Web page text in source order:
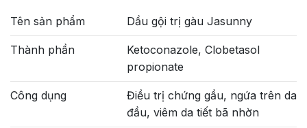
Tên sản phẩm Dầu gội trị gàu Jasunny
Thành phần
Ketoconazole, Clobetasol
propionate
Công dụng
Điều trị chứng gầu, ngứa trên da
đầu, viêm da tiết bã nhờn